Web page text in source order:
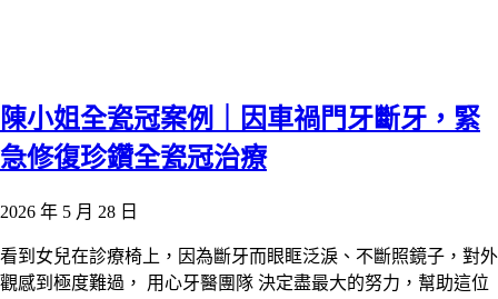
陳小姐全瓷冠案例｜因車禍門牙斷牙，緊
急修復珍鑽全瓷冠治療
2026 年 5 月 28 日
看到女兒在診療椅上，因為斷牙而眼眶泛淚、不斷照鏡子，對外
觀感到極度難過， 用心牙醫團隊 決定盡最大的努力，幫助這位